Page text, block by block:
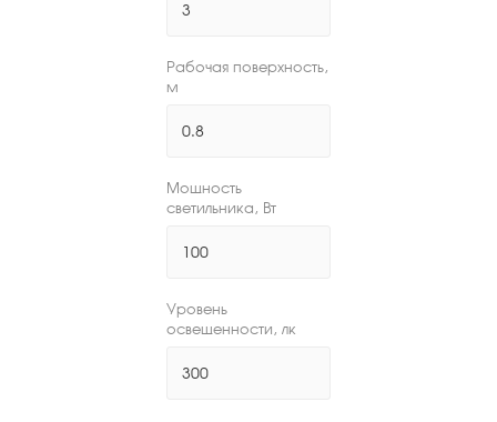
Рабочая поверхность,
м
Мощность
светильника, Вт
Уровень
освещенности, лк